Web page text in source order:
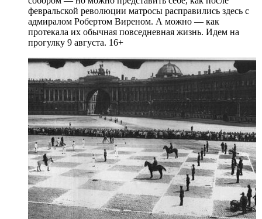
февральской революции матросы расправились здесь с
адмиралом Робертом Виреном. А можно — как
протекала их обычная повседневная жизнь. Идем на
прогулку 9 августа. 16+